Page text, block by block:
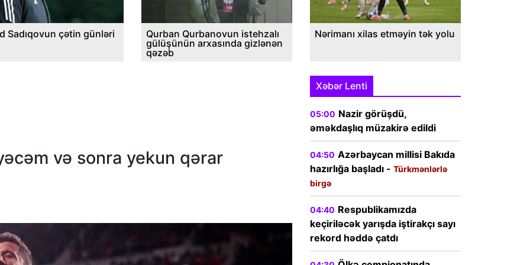
Sadıqovun çətin günləri
Qurban Qurbanovun istehzalı
gülüşünün arxasında gizlənən
qəzəb
Nərimanı xilas etməyin tək yolu
və sonra yekun qərar
Xəbər Lenti
05:00 Nazir görüşdü,
əməkdaşlıq müzakirə edildi
04:50 Azərbaycan millisi Bakıda
hazırlığa başladı - Türkmənlərlə
birgə
04:40 Respublikamızda
keçiriləcək yarışda iştirakçı sayı
rekord həddə çatdı